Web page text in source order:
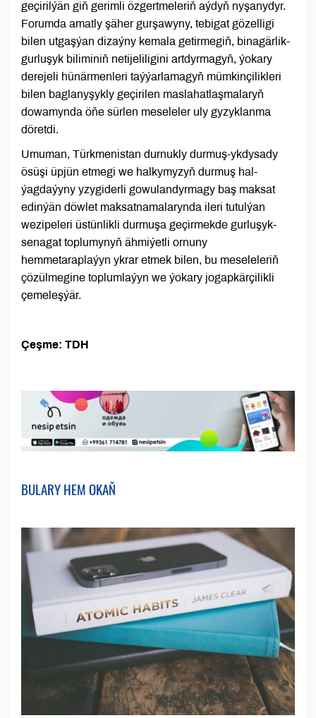
geçirilýän giň gerimli özgertmeleriň aýdyň nyşanydyr.
Forumda amatly şäher gurşawyny, tebigat gözelligi
bilen utgaşýan dizaýny kemala getirmegiň, binagärlik-
gurluşyk biliminiň netijeliligini artdyrmagyň, ýokary
derejeli hünärmenleri taýýarlamagyň mümkinçilikleri
bilen baglanyşykly geçirilen maslahatlaşmalaryň
dowamynda öňe sürlen meseleler uly gyzyklanma
döretdi.
Umuman, Türkmenistan durnukly durmuş-ykdysady
ösüşi üpjün etmegi we halkymyzyň durmuş hal-
ýagdaýyny yzygiderli gowulandyrmagy baş maksat
edinýän döwlet maksatnamalarynda ileri tutulýan
wezipeleri üstünlikli durmuşa geçirmekde gurluşyk-
senagat toplumynyň ähmiýetli ornuny
hemmetaraplaýyn ykrar etmek bilen, bu meseleleriň
çözülmegine toplumlaýyn we ýokary jogapkärçilikli
çemeleşýär.
Çeşme: TDH
BULARY HEM OKAŇ